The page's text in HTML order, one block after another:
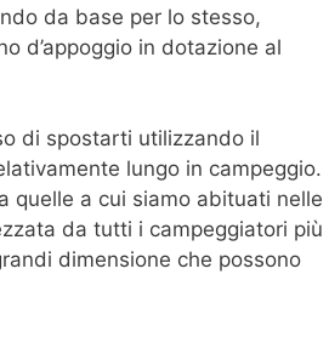
da base per lo stesso,
d’appoggio in dotazione al
di spostarti utilizzando il
lungo in campeggio.
quelle a cui siamo abituati nelle
da tutti i campeggiatori più
dimensione che possono